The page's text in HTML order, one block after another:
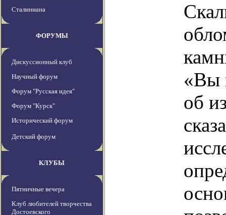
Сталиниана
ФОРУМЫ
Дискуссионный клуб
Научный форум
Форум "Русская идея"
Форум "Курск"
Исторический форум
Детский форум
КЛУБЫ
Пятничные вечера
Клуб любителей творчества
Достоевского
«Вы
об